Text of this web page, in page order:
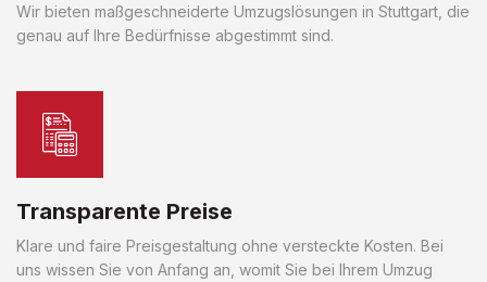
Wir bieten maßgeschneiderte Umzugslösungen in Stuttgart, die
genau auf Ihre Bedürfnisse abgestimmt sind.
Transparente Preise
Klare und faire Preisgestaltung ohne versteckte Kosten. Bei
uns wissen Sie von Anfang an, womit Sie bei Ihrem Umzug